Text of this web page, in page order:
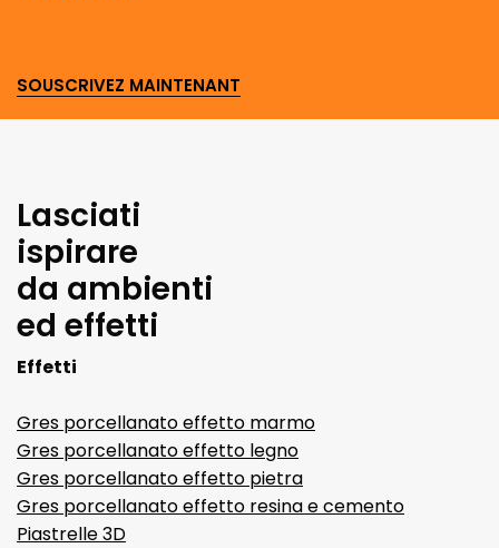
SOUSCRIVEZ MAINTENANT
Lasciati
ispirare
da ambienti
ed effetti
Effetti
Gres porcellanato effetto marmo
Gres porcellanato effetto legno
Gres porcellanato effetto pietra
Gres porcellanato effetto resina e cemento
Piastrelle 3D